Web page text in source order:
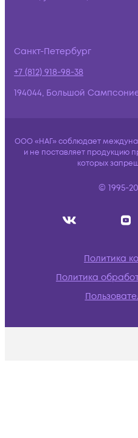
Санкт-Петербург
+7 (812) 918-98-38
194044, Большой
ООО «НАГ» соблюдает
и не поставляет продукцию
которых
© 1995-
Политика
Политика